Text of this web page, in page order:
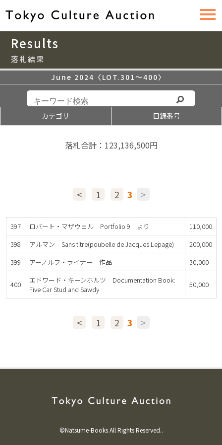
Results
落札結果
June 2024〈LOT.301〜400〉
カテゴリ 目録番号
落札合計：123,136,500円
< 1 2 3 >
397 ロバート・マザウェル Portfolio 9 より
110,000
398
アルマン Sans titre(poubelle de Jacques Lepage)
200,000
399
アーノルフ・ライナー 作品 30,000
400
エドワード・キーンホルツ Documentation Book:
Five Car Stud and Sawdy
50,000
< 1 2 3 >
©Natsume-Books All Rights Reserved..